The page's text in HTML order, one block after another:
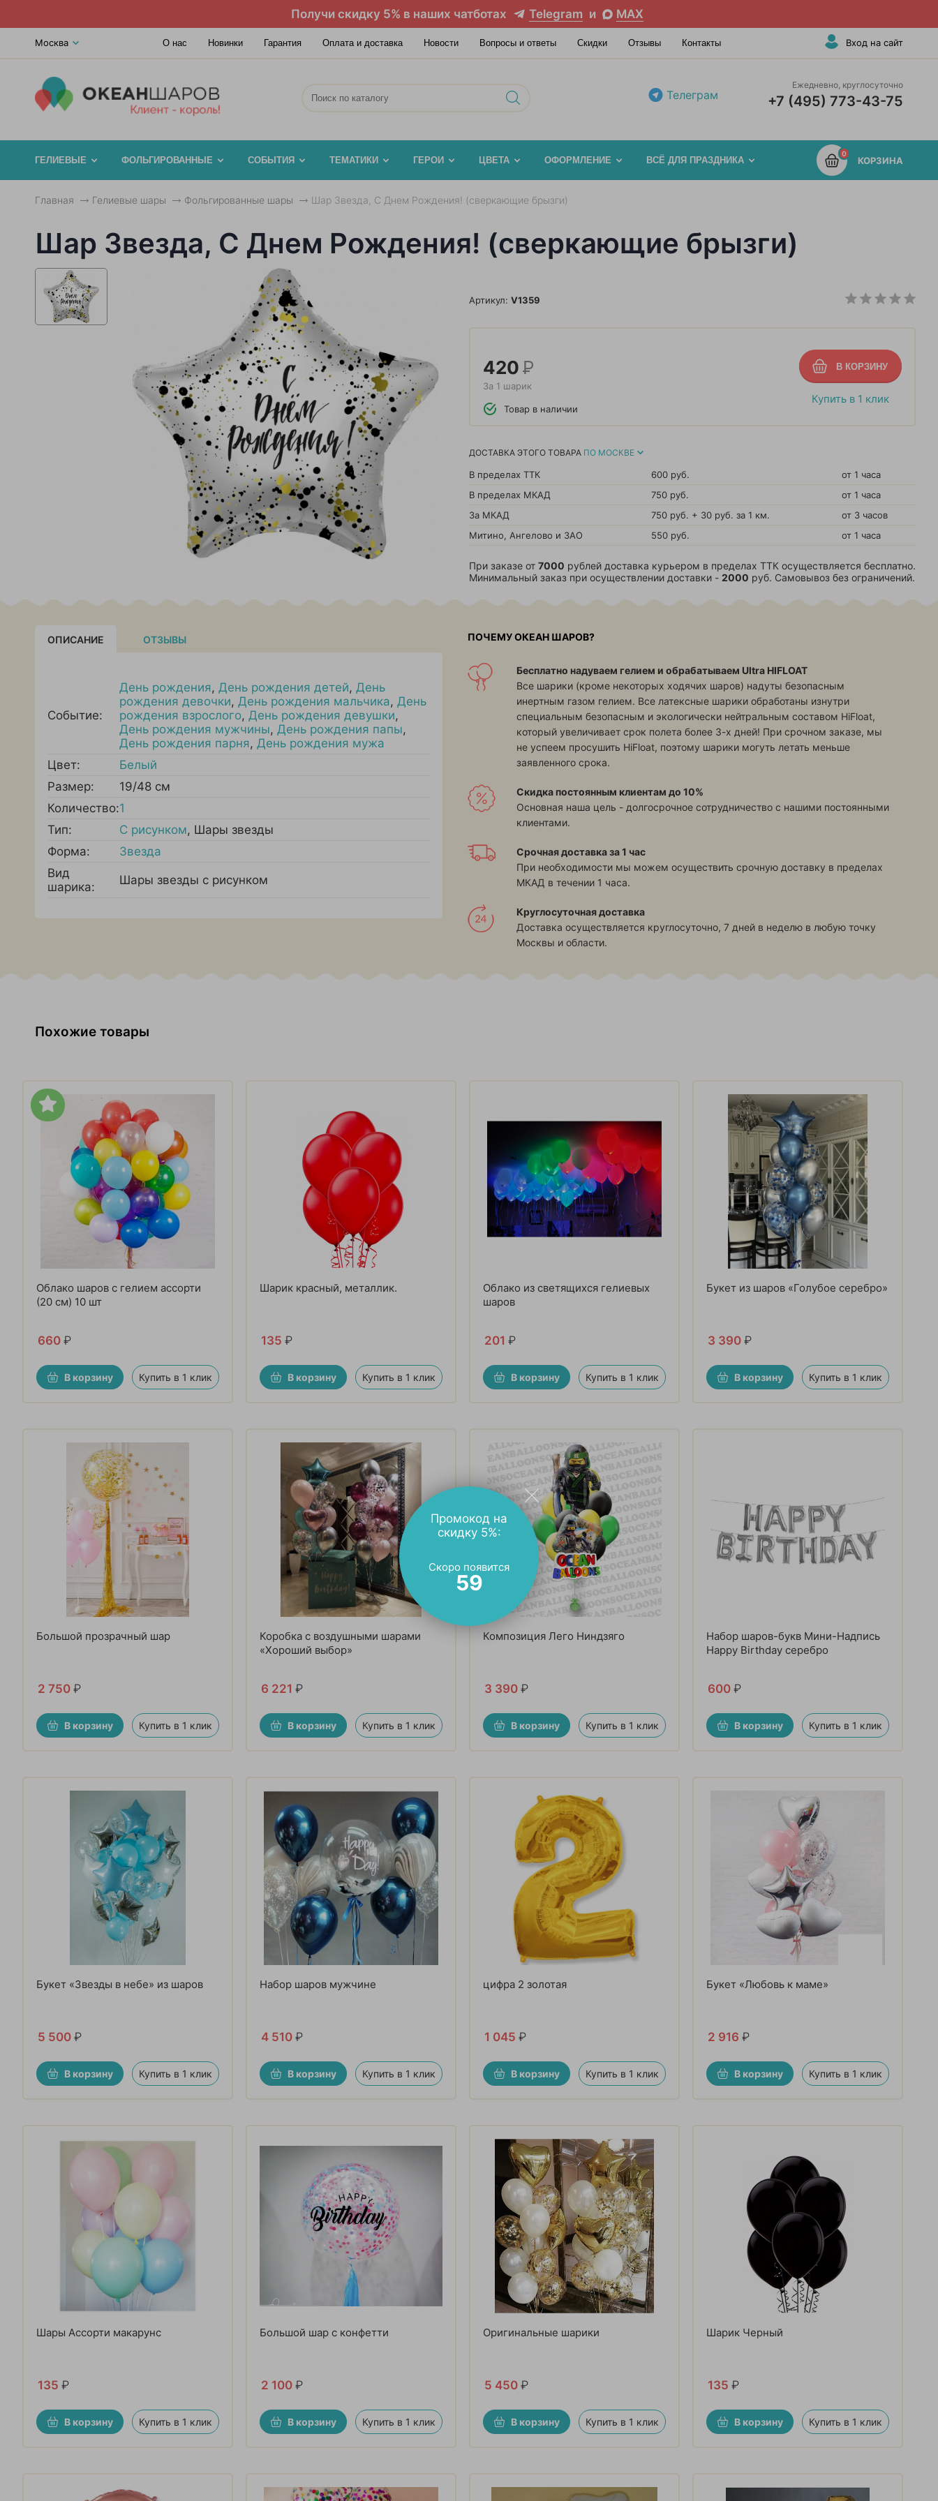
Получи скидку 5% в наших чатботах Telegram и MAX
Москва О нас Новинки Гарантия Оплата и доставка Новости Вопросы и ответы Скидки Отзывы Контакты Вход на сайт
Телеграм
Ежедневно, круглосуточно
+7 (495) 773-43-75
0
КОРЗИНА
ГЕЛИЕВЫЕ ФОЛЬГИРОВАННЫЕ СОБЫТИЯ ТЕМАТИКИ ГЕРОИ ЦВЕТА ОФОРМЛЕНИЕ ВСЁ ДЛЯ ПРАЗДНИКА
Главная Гелиевые шары Фольгированные шары Шар Звезда, С Днем Рождения! (сверкающие брызги)
Шар Звезда, С Днем Рождения! (сверкающие брызги)
Артикул: V1359
Купить в 1 клик
420Р
За 1 шарик
Товар в наличии
ДОСТАВКА ЭТОГО ТОВАРА ПО МОСКВЕ
В пределах ТТК 600 руб.
от 1 часа
В пределах МКАД
750 руб.
от 1 часа
За МКАД
750 руб. + 30 руб. за 1 км.
от 3 часов
Митино, Ангелово и ЗАО
550 руб. от 1 часа
При заказе от 7000 рублей доставка курьером в пределах ТТК осуществляется бесплатно.
Минимальный заказ при осуществлении доставки - 2000 руб. Самовывоз без ограничений.
ОПИСАНИЕ ОТЗЫВЫ
Событие:
День рождения, День рождения детей, День
рождения девочки, День рождения мальчика, День
рождения взрослого, День рождения девушки,
День рождения мужчины, День рождения папы,
День рождения парня, День рождения мужа
Цвет:
Белый
Размер:
19/48 см
Количество:1
Тип:
С рисунком, Шары звезды
Форма:
Звезда
Вид
шарика:
Шары звезды с рисунком
ПОЧЕМУ ОКЕАН ШАРОВ?
Бесплатно надуваем гелием и обрабатываем Ultra HIFLOAT
Все шарики (кроме некоторых ходячих шаров) надуты безопасным
инертным газом гелием. Все латексные шарики обработаны изнутри
специальным безопасным и экологически нейтральным составом HiFloat,
который увеличивает срок полета более 3-х дней! При срочном заказе, мы
не успеем просушить HiFloat, поэтому шарики могуть летать меньше
заявленного срока.
Скидка постоянным клиентам до 10%
Основная наша цель - долгосрочное сотрудничество с нашими постоянными
клиентами.
Срочная доставка за 1 час
При необходимости мы можем осуществить срочную доставку в пределах
МКАД в течении 1 часа.
Круглосуточная доставка
Доставка осуществляется круглосуточно, 7 дней в неделю в любую точку
Москвы и области.
Похожие товары
Облако шаров с гелием ассорти
(20 см) 10 шт
660 ₽
В корзину Купить в 1 клик
Шарик красный, металлик.
135 ₽
В корзину Купить в 1 клик
Облако из светящихся гелиевых
шаров
201 ₽
В корзину Купить в 1 клик
Букет из шаров «Голубое серебро»
3 390 ₽
В корзину Купить в 1 клик
Большой прозрачный шар
2 750 ₽
В корзину Купить в 1 клик
Коробка с воздушными шарами
«Хороший выбор»
6 221 ₽
В корзину Купить в 1 клик
Композиция Лего Ниндзяго
3 390 ₽
В корзину Купить в 1 клик
Набор шаров-букв Мини-Надпись
Happy Birthday серебро
600 ₽
В корзину Купить в 1 клик
Букет «Звезды в небе» из шаров
5 500 ₽
В корзину Купить в 1 клик
Набор шаров мужчине
4 510 ₽
В корзину Купить в 1 клик
цифра 2 золотая
1 045 ₽
В корзину Купить в 1 клик
Букет «Любовь к маме»
2 916 ₽
В корзину Купить в 1 клик
Шары Ассорти макарунс
135 ₽
В корзину Купить в 1 клик
Большой шар с конфетти
2 100 ₽
В корзину Купить в 1 клик
Оригинальные шарики
5 450 ₽
В корзину Купить в 1 клик
Шарик Черный
135 ₽
В корзину Купить в 1 клик
Промокод на
скидку 5%:
Скоро появится
58